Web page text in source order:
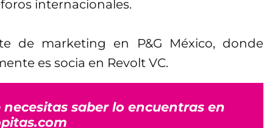
internacionales.
de marketing en P&G México, donde
es socia en Revolt VC.
saber lo encuentras en